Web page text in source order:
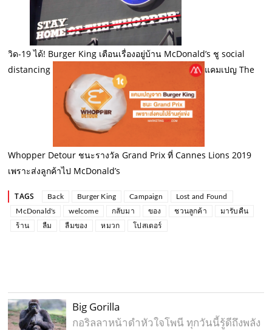
วิด-19 ได้! Burger King เตือนเรื่องอยู่บ้าน McDonald’s ชู social
distancing
แคมเปญ The
Whopper Detour ชนะรางวัล Grand Prix ที่ Cannes Lions 2019
เพราะส่งลูกค้าไป McDonald’s
TAGS Back Burger King Campaign
Lost and Found
McDonald's
welcome กลับมา ของ ชวนลูกค้า
มารับคืน
ร้าน
ลืม ลืมของ หมวก โปสเตอร์
Big Gorilla
กอริลลาหน้าดำหัวใจโพนี ทุกวันนี้รู้ดีถึงพลัง